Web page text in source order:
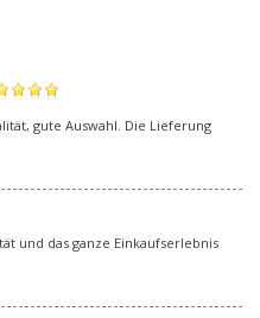
gute Auswahl. Die Lieferung
und das ganze Einkaufserlebnis